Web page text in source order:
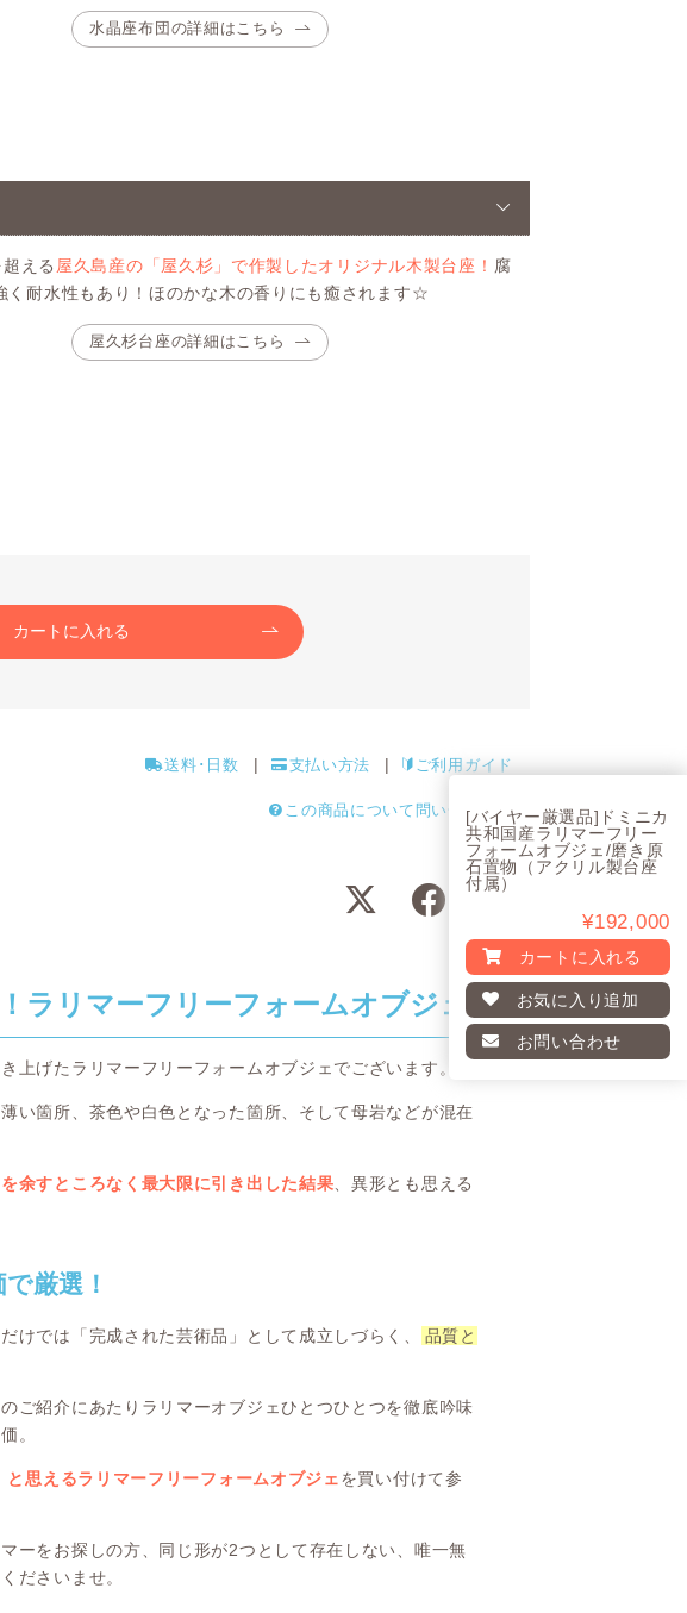
水晶座布団の詳細はこちら
える 屋久島産の「屋久杉」で作製したオリジナル木製台座！ 腐
く耐水性もあり！ほのかな木の香りにも癒されます☆
屋久杉台座の詳細はこちら
カートに入れる
[バイヤー厳選品]ドミニカ
共和国産ラリマーフリー
フォームオブジェ/磨き原
石置物（アクリル製台座
付属）
¥192,000
カートに入れる
お気に入り追加
お問い合わせ
送料･日数 支払い方法 ご利用ガイド
この商品について問い合わせる
ラリマーフリーフォームオブジェ
上げたラリマーフリーフォームオブジェでございます。
い箇所、茶色や白色となった箇所、そして母岩などが混在
余すところなく最大限に引き出した結果 、異形とも思える
厳選！
けでは「完成された芸術品」として成立しづらく、
品質と
ご紹介にあたりラリマーオブジェひとつひとつを徹底吟味
。
と思えるラリマーフリーフォームオブジェを買い付けて参
ーをお探しの方、同じ形が2つとして存在しない、唯一無
ださいませ。